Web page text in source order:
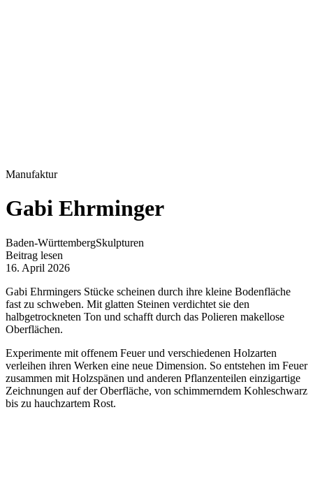
Manufaktur
Gabi Ehrminger
Baden-WürttembergSkulpturen
Beitrag lesen
16. April 2026
Gabi Ehrmingers Stücke scheinen durch ihre kleine Bodenfläche
fast zu schweben. Mit glatten Steinen verdichtet sie den
halbgetrockneten Ton und schafft durch das Polieren makellose
Oberflächen.
Experimente mit offenem Feuer und verschiedenen Holzarten
verleihen ihren Werken eine neue Dimension. So entstehen im Feuer
zusammen mit Holzspänen und anderen Pflanzenteilen einzigartige
Zeichnungen auf der Oberfläche, von schimmerndem Kohleschwarz
bis zu hauchzartem Rost.